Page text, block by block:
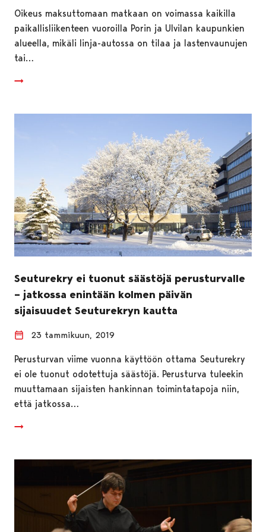
Oikeus maksuttomaan matkaan on voimassa kaikilla
paikallisliikenteen vuoroilla Porin ja Ulvilan kaupunkien
alueella, mikäli linja-autossa on tilaa ja lastenvaunujen
tai…
Seuturekry ei tuonut säästöjä perusturvalle
– jatkossa enintään kolmen päivän
sijaisuudet Seuturekryn kautta
23 tammikuun, 2019
Perusturvan viime vuonna käyttöön ottama Seuturekry
ei ole tuonut odotettuja säästöjä. Perusturva tuleekin
muuttamaan sijaisten hankinnan toimintatapoja niin,
että jatkossa…